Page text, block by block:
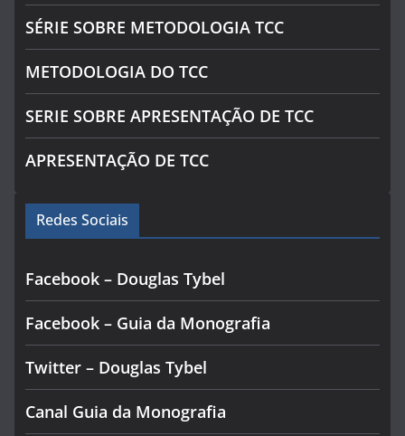
SÉRIE SOBRE METODOLOGIA TCC
METODOLOGIA DO TCC
SERIE SOBRE APRESENTAÇÃO DE TCC
APRESENTAÇÃO DE TCC
Redes Sociais
Facebook – Douglas Tybel
Facebook – Guia da Monografia
Twitter – Douglas Tybel
Canal Guia da Monografia